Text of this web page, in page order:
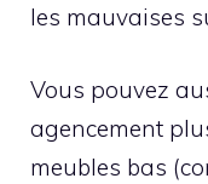
les mauvaises
Vous pouvez
agencement
meubles bas